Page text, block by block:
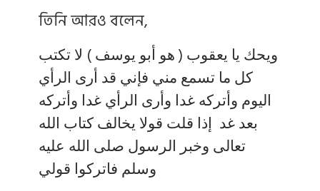
তিনি আরও বলেন,
ويحك يا يعقوب ( هو أبو يوسف ) لا تكتب
كل ما تسمع مني فإني قد أرى الرأي
اليوم وأتركه غدا وأرى الرأي غدا وأتركه
بعد غد إذا قلت قولا يخالف كتاب الله
تعالى وخبر الرسول صلى الله عليه